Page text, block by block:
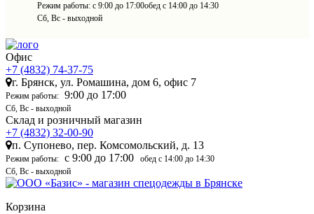
Режим работы: с 9:00 до 17:00обед с 14:00 до 14:30
Сб, Вс - выходной
Офис
+7 (4832) 74-37-75
г. Брянск, ул. Ромашина, дом 6, офис 7
Режим работы: 9:00 до 17:00
Сб, Вс - выходной
Склад и розничный магазин
+7 (4832) 32-00-90
п. Супонево, пер. Комсомольский, д. 13
Режим работы: с 9:00 до 17:00
обед с 14:00 до 14:30
Сб, Вс - выходной
Корзина